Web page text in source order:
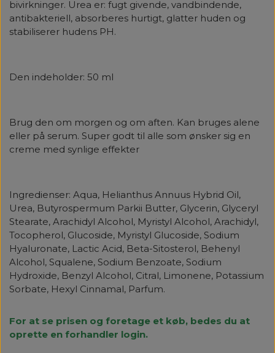
bivirkninger. Urea er: fugt givende, vandbindende,
antibakteriell, absorberes hurtigt, glatter huden og
stabiliserer hudens PH.
Den indeholder: 50 ml
Brug den om morgen og om aften. Kan bruges alene
eller på serum. Super godt til alle som ønsker sig en
creme med synlige effekter
Ingredienser: Aqua, Helianthus Annuus Hybrid Oil,
Urea, Butyrospermum Parkii Butter, Glycerin, Glyceryl
Stearate, Arachidyl Alcohol, Myristyl Alcohol, Arachidyl,
Tocopherol, Glucoside, Myristyl Glucoside, Sodium
Hyaluronate, Lactic Acid, Beta-Sitosterol, Behenyl
Alcohol, Squalene, Sodium Benzoate, Sodium
Hydroxide, Benzyl Alcohol, Citral, Limonene, Potassium
Sorbate, Hexyl Cinnamal, Parfum.
For at se prisen og foretage et køb, bedes du at
oprette en forhandler login.